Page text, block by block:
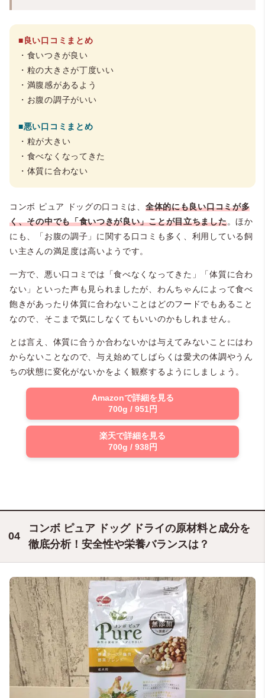
■良い口コミまとめ
・食いつきが良い
・粒の大きさが丁度いい
・満腹感があるよう
・お腹の調子がいい
■悪い口コミまとめ
・粒が大きい
・食べなくなってきた
・体質に合わない
コンボ ピュア ドッグの口コミは、 全体的にも良い口コミが多
く、その中でも「食いつきが良い」ことが目立ちました。ほか
にも、「お腹の調子」に関する口コミも多く、利用している飼
い主さんの満足度は高いようです。
一方で、悪い口コミでは「食べなくなってきた」「体質に合わ
ない」といった声も見られましたが、わんちゃんによって食べ
飽きがあったり体質に合わないことはどのフードでもあること
なので、そこまで気にしなくてもいいのかもしれません。
とは言え、体質に合うか合わないかは与えてみないことにはわ
からないことなので、与え始めてしばらくは愛犬の体調やうん
ちの状態に変化がないかをよく観察するようにしましょう。
Amazonで詳細を見る
700g / 951円
楽天で詳細を見る
700g / 938円
コンボ ピュア ドッグ ドライの原材料と成分を
徹底分析！安全性や栄養バランスは？